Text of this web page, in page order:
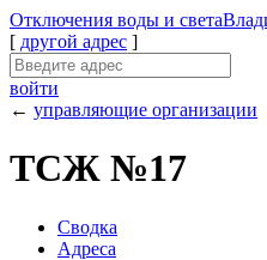
Отключения воды и света
[ другой адрес ]
войти
← управляющие организации
ТСЖ №17
Сводка
Адреса